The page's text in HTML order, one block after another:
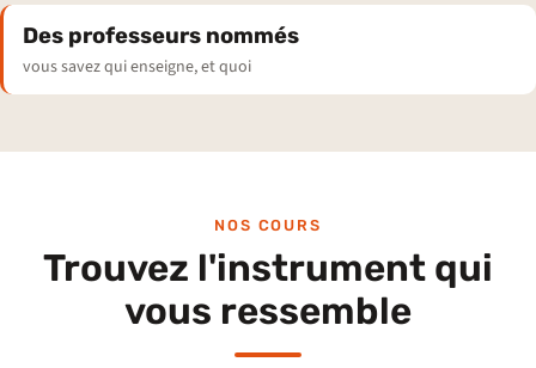
Des professeurs nommés
vous savez qui enseigne, et quoi
NOS COURS
Trouvez l'instrument qui
vous ressemble